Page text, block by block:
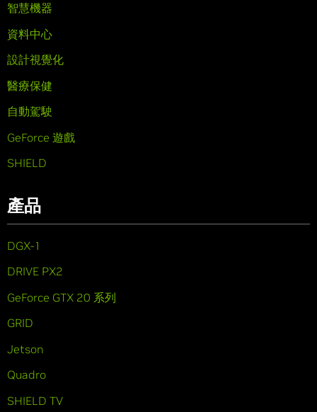
智慧機器
資料中心
設計視覺化
醫療保健
自動駕駛
GeForce 遊戲
SHIELD
產品
DGX-1
DRIVE PX2
GeForce GTX 20 系列
GRID
Jetson
Quadro
SHIELD TV